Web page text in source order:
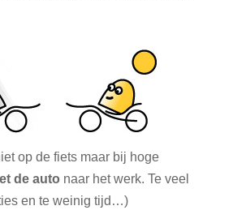
op de fiets maar bij hoge
de auto naar het werk. Te veel
en te weinig tijd…)